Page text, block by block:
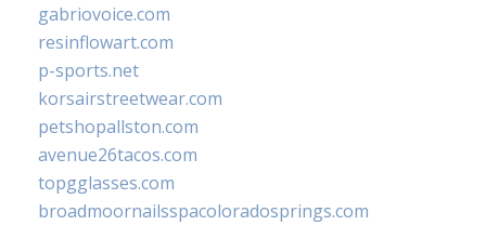
gabriovoice.com
resinflowart.com
p-sports.net
korsairstreetwear.com
petshopallston.com
avenue26tacos.com
topgglasses.com
broadmoornailsspacoloradosprings.com